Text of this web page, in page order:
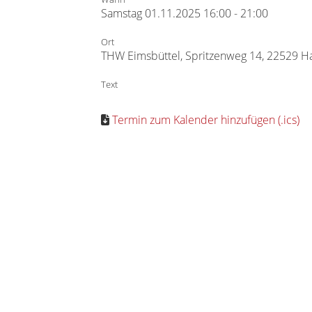
Samstag 01.11.2025 16:00 - 21:00
Ort
THW Eimsbüttel, Spritzenweg 14, 22529
Text
Termin zum Kalender hinzufügen (.ics)